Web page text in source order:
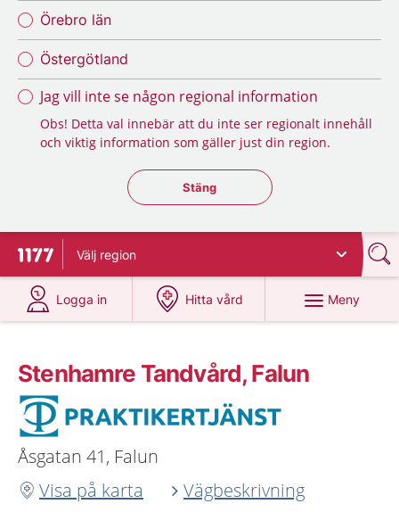
Örebro län
Östergötland
Jag vill inte se någon regional information
Obs! Detta val innebär att du inte ser regionalt innehåll
och viktig information som gäller just din region.
Stäng regionsväljaren
Stäng
Till startsidan för 1177
Välj region
Logga in
på 1177.se
Hitta vård
på 1177.se
Meny
Stenhamre Tandvård, Falun
Åsgatan 41, Falun
Visa på karta
Vägbeskrivning